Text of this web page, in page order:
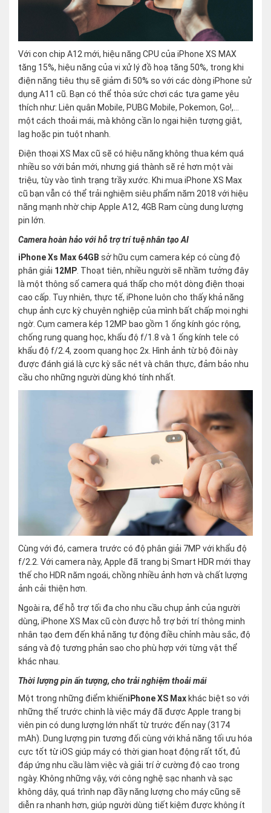
Với con chip A12 mới, hiệu năng CPU của iPhone XS MAX
tăng 15%, hiệu năng của vi xử lý đồ hoạ tăng 50%, trong khi
điện năng tiêu thụ sẽ giảm đi 50% so với các dòng iPhone sử
dụng A11 cũ. Bạn có thể thỏa sức chơi các tựa game yêu
thích như: Liên quân Mobile, PUBG Mobile, Pokemon, Go!,…
một cách thoải mái, mà không cần lo ngại hiện tượng giật,
lag hoặc pin tuột nhanh.
Điện thoại XS Max cũ sẽ có hiệu năng không thua kém quá
nhiều so với bản mới, nhưng giá thành sẽ rẻ hơn một vài
triệu, tùy vào tình trạng trầy xước. Khi mua iPhone XS Max
cũ bạn vẫn có thể trải nghiệm siêu phẩm năm 2018 với hiệu
năng mạnh nhờ chip Apple A12, 4GB Ram cùng dung lượng
pin lớn.
Camera hoàn hảo với hỗ trợ trí tuệ nhân tạo AI
iPhone Xs Max 64GB sở hữu cụm camera kép có cùng độ
phân giải 12MP. Thoạt tiên, nhiều người sẽ nhầm tưởng đây
là một thông số camera quá thấp cho một dòng điện thoại
cao cấp. Tuy nhiên, thực tế, iPhone luôn cho thấy khả năng
chụp ảnh cực kỳ chuyên nghiệp của mình bất chấp mọi nghi
ngờ. Cụm camera kép 12MP bao gồm 1 ống kính góc rộng,
chống rung quang học, khẩu độ f/1.8 và 1 ống kính tele có
khẩu độ f/2.4, zoom quang học 2x. Hình ảnh từ bộ đôi này
được đánh giá là cực kỳ sắc nét và chân thực, đảm bảo nhu
cầu cho những người dùng khó tính nhất.
Cùng với đó, camera trước có độ phân giải 7MP với khẩu độ
f/2.2. Với camera này, Apple đã trang bị Smart HDR mới thay
thế cho HDR năm ngoái, chồng nhiều ảnh hơn và chất lượng
ảnh cải thiện hơn.
Ngoài ra, để hỗ trợ tối đa cho nhu cầu chụp ảnh của người
dùng, iPhone XS Max cũ còn được hỗ trợ bởi trí thông minh
nhân tạo đem đến khả năng tự động điều chỉnh màu sắc, độ
sáng và độ tương phản sao cho phù hợp với từng vật thể
khác nhau.
Thời lượng pin ấn tượng, cho trải nghiệm thoải mái
Một trong những điểm khiếniPhone XS Max khác biệt so với
những thế trước chinh là việc máy đã được Apple trang bị
viên pin có dung lượng lớn nhất từ trước đến nay (3174
mAh). Dung lượng pin tương đối cùng với khả năng tối ưu hóa
cực tốt từ iOS giúp máy có thời gian hoạt động rất tốt, đủ
đáp ứng nhu cầu làm việc và giải trí ở cường độ cao trong
ngày. Không những vậy, với công nghệ sạc nhanh và sạc
không dây, quá trình nạp đầy năng lượng cho máy cũng sẽ
diễn ra nhanh hơn, giúp người dùng tiết kiệm được không ít